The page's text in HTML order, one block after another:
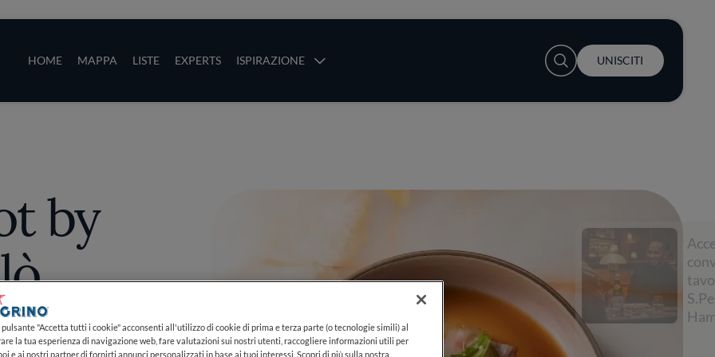
HOME MAPPA LISTE EXPERTS ISPIRAZIONE
User account menu
UNISCITI
by
conversazione a
tavola con
S.Pellegrino e Lewis
Hamilton
"Accetta tutti i cookie" acconsenti all'utilizzo di cookie di prima e terza parte (o tecnologie simili) al
la tua esperienza di navigazione web, fare valutazioni sui nostri utenti, raccogliere informazioni utili per
e ai nostri partner di fornirti annunci personalizzati in base ai tuoi interessi. Scopri di più sulla nostra